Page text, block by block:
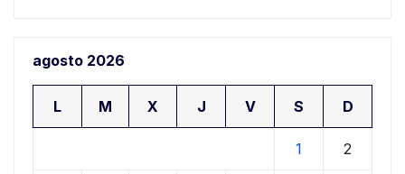
agosto 2026
L M X J V S D
1 2